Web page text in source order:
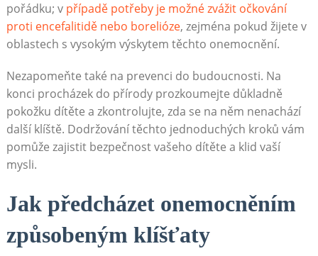
pořádku; v případě potřeby je možné zvážit očkování
proti encefalitidě nebo borelióze, zejména pokud žijete v
oblastech s vysokým výskytem těchto onemocnění.
Nezapomeňte také na prevenci do budoucnosti. Na
konci procházek do přírody prozkoumejte důkladně
pokožku dítěte a zkontrolujte, zda se na něm nenachází
další klíště. Dodržování těchto jednoduchých kroků vám
pomůže zajistit bezpečnost vašeho dítěte a klid vaší
mysli.
Jak předcházet onemocněním
způsobeným klíšťaty